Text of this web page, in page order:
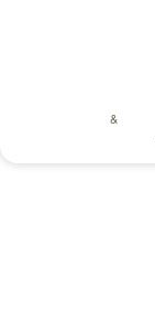
&